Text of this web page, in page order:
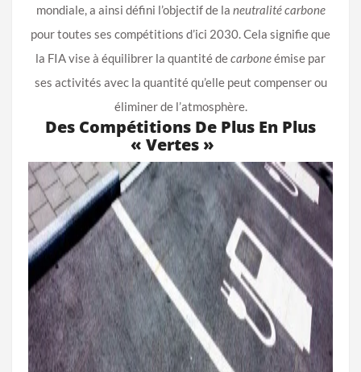
mondiale, a ainsi défini l’objectif de la neutralité carbone
pour toutes ses compétitions d’ici 2030. Cela signifie que
la FIA vise à équilibrer la quantité decarboneémise par
ses activités avec la quantité qu’elle peut compenser ou
éliminer de l’atmosphère.
Des Compétitions De Plus En Plus
« Vertes »